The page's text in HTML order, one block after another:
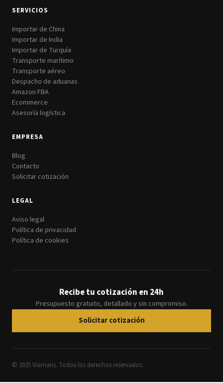
SERVICIOS
Importar de China
Importar de India
Importar de Turquía
Transporte marítimo
Transporte aéreo
Despacho de aduanas
Amazon FBA
Ecommerce
Asesoría logística
EMPRESA
Blog
Contacto
Solicitar cotización
LEGAL
Aviso legal
Política de privacidad
Política de cookies
Recibe tu cotización en 24h
Presupuesto gratuito, detallado y sin compromiso.
Solicitar cotización
© 2025 Viamaris. Todos los derechos reservados.